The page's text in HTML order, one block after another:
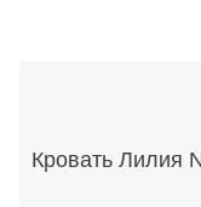
Кровать Лилия